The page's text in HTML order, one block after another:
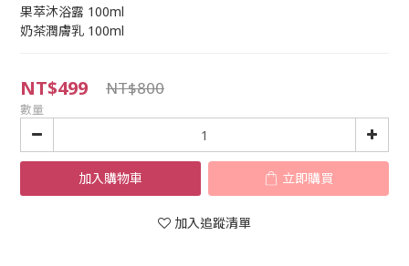
果萃沐浴露 100ml
奶茶潤膚乳 100ml
NT$499 NT$800
數量
加入購物車 立即購買
加入追蹤清單